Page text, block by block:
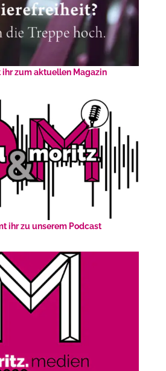
ihr zum aktuellen Magazin
ihr zu unserem Podcast